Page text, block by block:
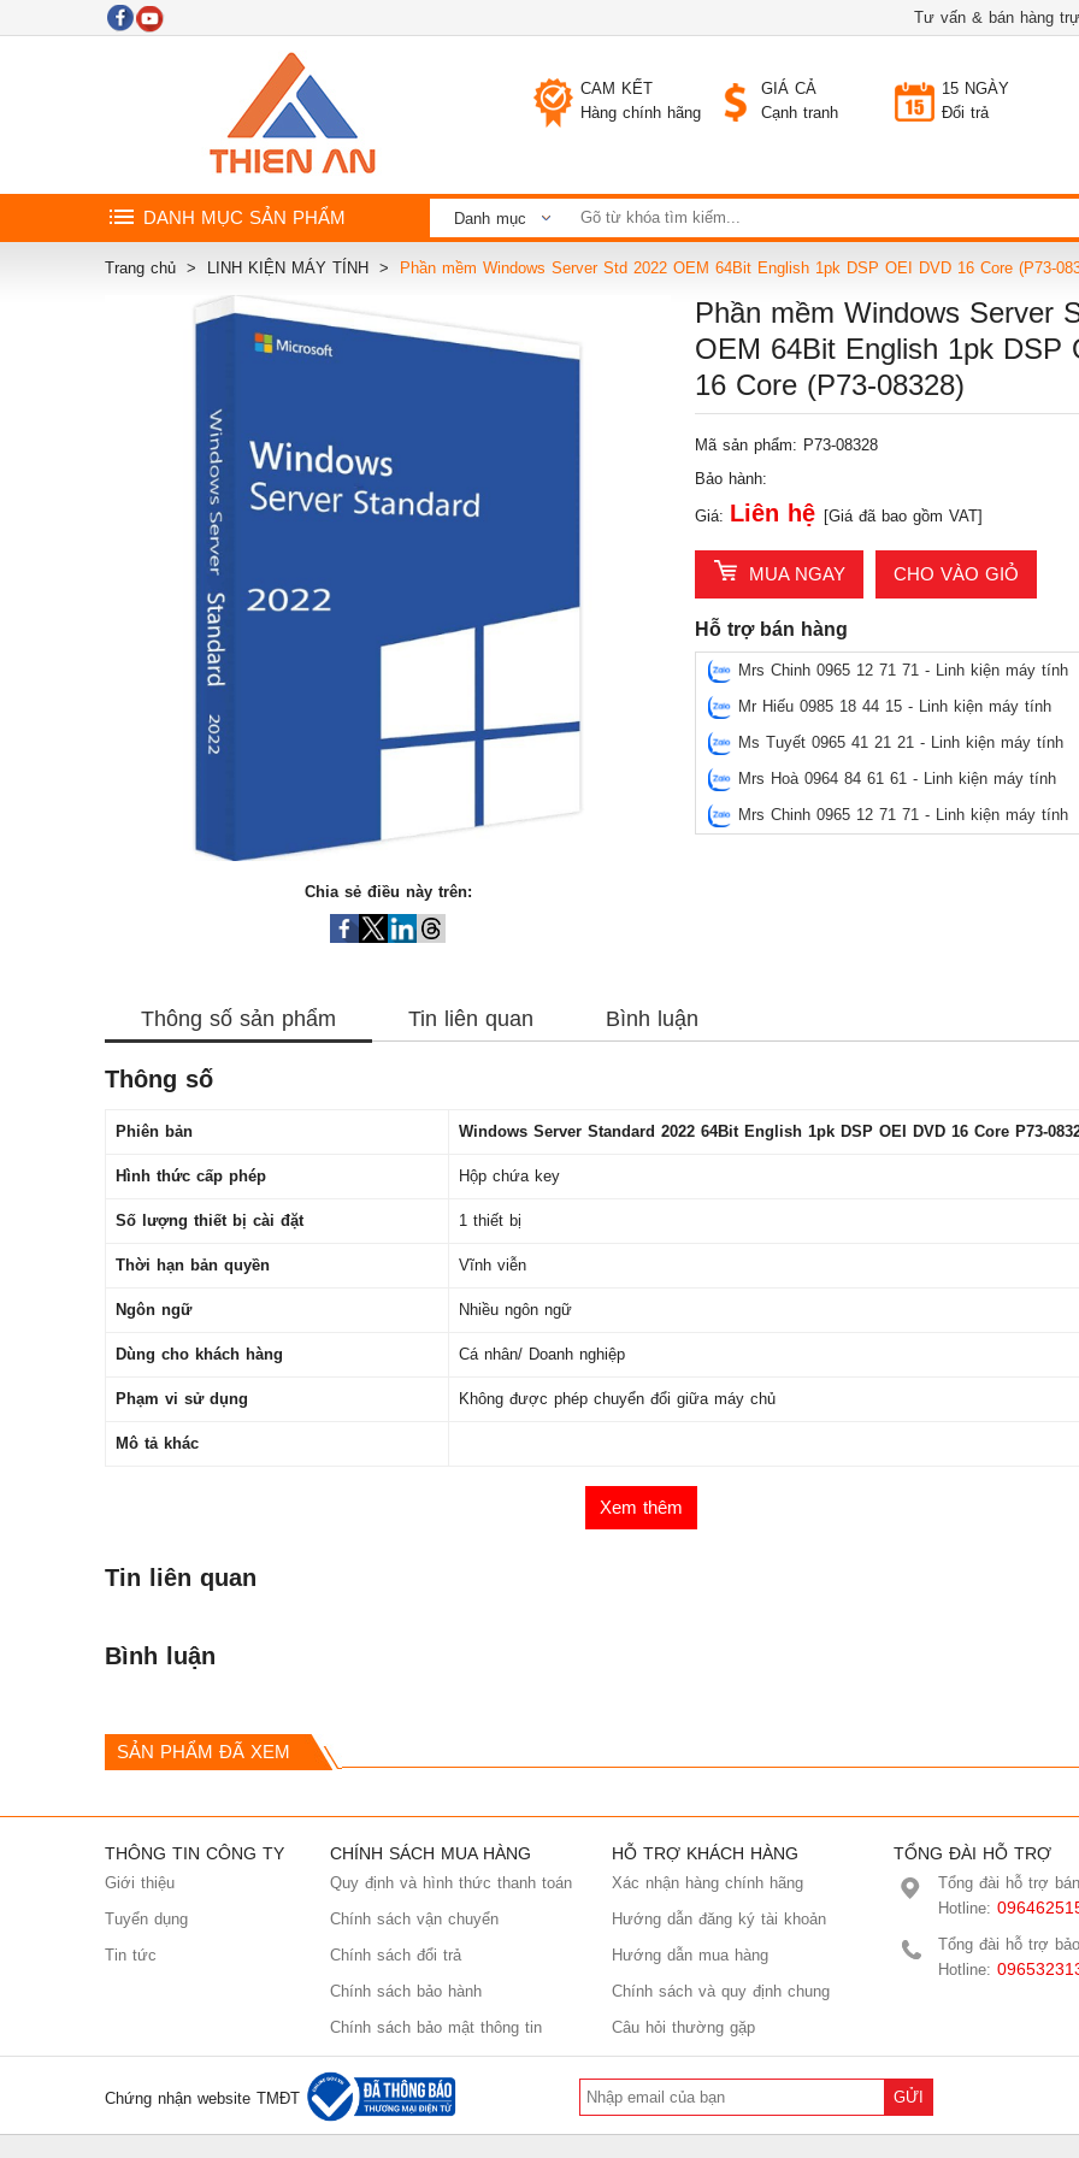
Tư vấn & bán hàng
CAM KẾT
Hàng chính hãng
GIÁ CẢ
Cạnh tranh
15 NGÀY
Đổi trả
DANH MỤC SẢN PHẨM Danh mục
Trang chủ LINH KIỆN MÁY TÍNH Phần mềm Windows Server Std 2022 OEM 64Bit English 1pk DSP OEI DVD 16 Core (P73-
Chia sẻ điều này trên:
Phần mềm Windows Server
OEM 64Bit English 1pk DSP
16 Core (P73-08328)
Mã sản phẩm: P73-08328
Bảo hành:
Giá: Liên hệ [Giá đã bao gồm VAT]
MUA NGAY CHO VÀO GIỎ
Hỗ trợ bán hàng
Mrs Chinh 0965 12 71 71 - Linh kiện máy tính
Mr Hiếu 0985 18 44 15 - Linh kiện máy tính
Ms Tuyết 0965 41 21 21 - Linh kiện máy tính
Mrs Hoà 0964 84 61 61 - Linh kiện máy tính
Mrs Chinh 0965 12 71 71 - Linh kiện máy tính
Thông số sản phẩm Tin liên quan Bình luận
Thông số
Phiên bản Windows Server Standard 2022 64Bit English 1pk DSP OEI DVD 16 Core P73-
Hình thức cấp phép Hộp chứa key
Số lượng thiết bị cài đặt 1 thiết bị
Thời hạn bản quyền Vĩnh viễn
Ngôn ngữ Nhiều ngôn ngữ
Dùng cho khách hàng Cá nhân/ Doanh nghiệp
Phạm vi sử dụng Không được phép chuyển đổi giữa máy chủ
Mô tả khác
Xem thêm
Tin liên quan
Bình luận
SẢN PHẨM ĐÃ XEM
THÔNG TIN CÔNG TY
Giới thiệu
Tuyển dụng
Tin tức
CHÍNH SÁCH MUA HÀNG
Quy định và hình thức thanh toán
Chính sách vận chuyển
Chính sách đổi trả
Chính sách bảo hành
Chính sách bảo mật thông tin
HỖ TRỢ KHÁCH HÀNG
Xác nhận hàng chính hãng
Hướng dẫn đăng ký tài khoản
Hướng dẫn mua hàng
Chính sách và quy định chung
Câu hỏi thường gặp
TỔNG ĐÀI HỖ TRỢ
Tổng đài hỗ trợ
Hotline:
Tổng đài hỗ trợ
Hotline:
Chứng nhận website TMĐT GỬI